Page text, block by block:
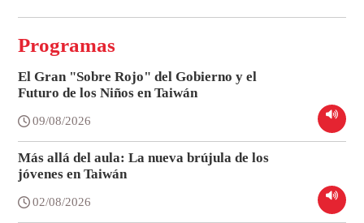
Programas
El Gran "Sobre Rojo" del Gobierno y el
Futuro de los Niños en Taiwán
09/08/2026
Más allá del aula: La nueva brújula de los
jóvenes en Taiwán
02/08/2026